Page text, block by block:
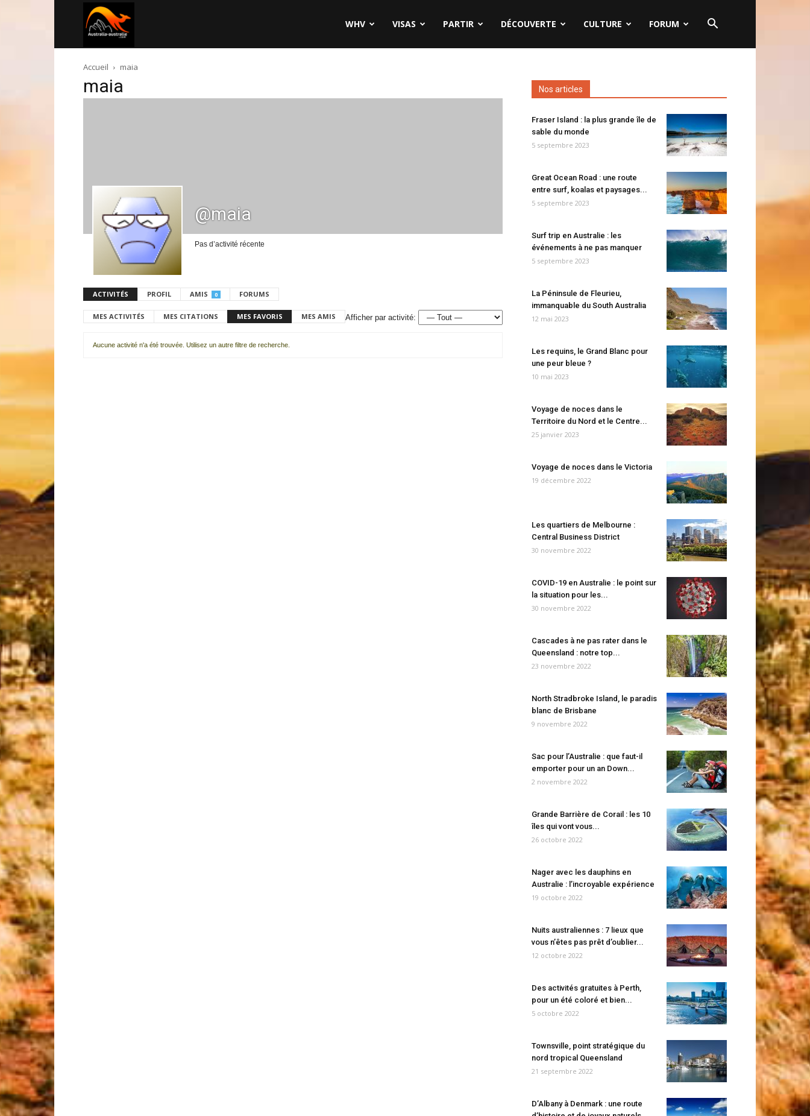
australie.com
WHV VISAS PARTIR DÉCOUVERTE CULTURE FORUM
Accueil maia
maia
@maia
Pas d’activité récente
ACTIVITÉS PROFIL AMIS 0 FORUMS
MES ACTIVITÉS MES CITATIONS MES FAVORIS MES AMIS Afficher par activité:
Aucune activité n'a été trouvée. Utilisez un autre filtre de recherche.
Nos articles
Fraser Island : la plus grande île de
sable du monde
5 septembre 2023
Great Ocean Road : une route
entre surf, koalas et paysages...
5 septembre 2023
Surf trip en Australie : les
événements à ne pas manquer
5 septembre 2023
La Péninsule de Fleurieu,
immanquable du South Australia
12 mai 2023
Les requins, le Grand Blanc pour
une peur bleue ?
10 mai 2023
Voyage de noces dans le
Territoire du Nord et le Centre...
25 janvier 2023
Voyage de noces dans le Victoria
19 décembre 2022
Les quartiers de Melbourne :
Central Business District
30 novembre 2022
COVID-19 en Australie : le point sur
la situation pour les...
30 novembre 2022
Cascades à ne pas rater dans le
Queensland : notre top...
23 novembre 2022
North Stradbroke Island, le paradis
blanc de Brisbane
9 novembre 2022
Sac pour l’Australie : que faut-il
emporter pour un an Down...
2 novembre 2022
Grande Barrière de Corail : les 10
îles qui vont vous...
26 octobre 2022
Nager avec les dauphins en
Australie : l’incroyable expérience
19 octobre 2022
Nuits australiennes : 7 lieux que
vous n’êtes pas prêt d’oublier...
12 octobre 2022
Des activités gratuites à Perth,
pour un été coloré et bien...
5 octobre 2022
Townsville, point stratégique du
nord tropical Queensland
21 septembre 2022
D’Albany à Denmark : une route